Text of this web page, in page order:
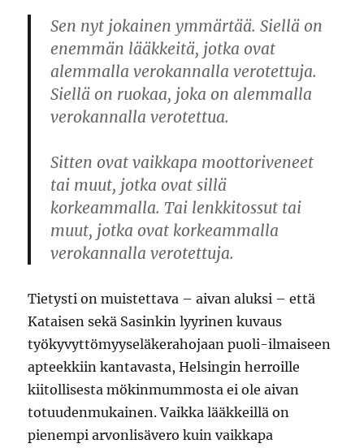
Sen nyt jokainen ymmärtää. Siellä on
enemmän lääkkeitä, jotka ovat
alemmalla verokannalla verotettuja.
Siellä on ruokaa, joka on alemmalla
verokannalla verotettua.
Sitten ovat vaikkapa moottoriveneet
tai muut, jotka ovat sillä
korkeammalla. Tai lenkkitossut tai
muut, jotka ovat korkeammalla
verokannalla verotettuja.
Tietysti on muistettava – aivan aluksi – että
Kataisen sekä Sasinkin lyyrinen kuvaus
työkyvyttömyyseläkerahojaan puoli-ilmaiseen
apteekkiin kantavasta, Helsingin herroille
kiitollisesta mökinmummosta ei ole aivan
totuudenmukainen. Vaikka lääkkeillä on
pienempi arvonlisävero kuin vaikkapa